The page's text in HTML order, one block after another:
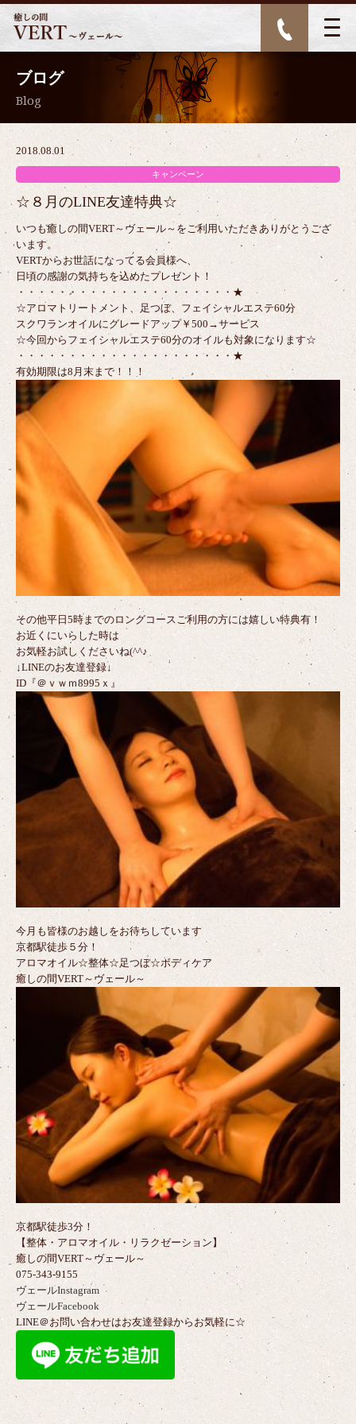
ブログ
Blog
2018.08.01
キャンペーン
☆８月のLINE友達特典☆
いつも癒しの間VERT～ヴェール～をご利用いただきありがとうござ
います。
VERTからお世話になってる会員様へ、
日頃の感謝の気持ちを込めたプレゼント！
・・・・・・・・・・・・・・・・・・・・・★
☆アロマトリートメント、足つぼ、フェイシャルエステ60分
スクワランオイルにグレードアップ￥500→サービス
☆今回からフェイシャルエステ60分のオイルも対象になります☆
・・・・・・・・・・・・・・・・・・・・・★
有効期限は8月末まで！！！
その他平日5時までのロングコースご利用の方には嬉しい特典有！
お近くにいらした時は
お気軽お試しくださいね(^^♪
↓LINEのお友達登録↓
ID『＠ｖｗｍ8995ｘ』
今月も皆様のお越しをお待ちしています
京都駅徒歩５分！
アロマオイル☆整体☆足つぼ☆ボディケア
癒しの間VERT～ヴェール～
京都駅徒歩3分！
【整体・アロマオイル・リラクゼーション】
癒しの間VERT～ヴェール～
075-343-9155
ヴェールInstagram
ヴェールFacebook
LINE＠お問い合わせはお友達登録からお気軽に☆